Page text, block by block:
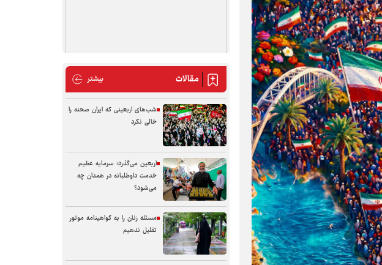
مقالات بیشتر مقالات
شب‌های اربعینی که ایران صحنه را
خالی نکرد
اربعین می‌گذرد؛ سرمایه عظیم
خدمت داوطلبانه در همدان چه
می‌شود؟
مسئله زنان را به گواهینامه موتور
تقلیل ندهیم